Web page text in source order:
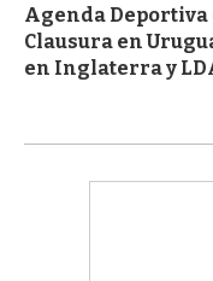
Agenda Deportiva
Clausura en
en Inglaterra y